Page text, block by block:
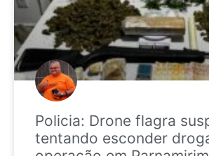
Policia: Drone flagra
tentando esconder